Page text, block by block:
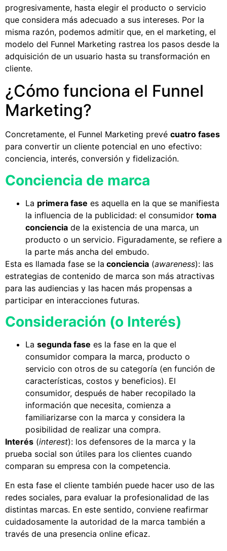
progresivamente, hasta elegir el producto o servicio
que considera más adecuado a sus intereses. Por la
misma razón, podemos admitir que, en el marketing, el
modelo del Funnel Marketing rastrea los pasos desde la
adquisición de un usuario hasta su transformación en
cliente.
¿Cómo funciona el Funnel
Marketing?
Concretamente, el Funnel Marketing prevé cuatro fases
para convertir un cliente potencial en uno efectivo:
conciencia, interés, conversión y fidelización.
Conciencia de marca
La primera fase es aquella en la que se manifiesta
la influencia de la publicidad: el consumidor toma
conciencia de la existencia de una marca, un
producto o un servicio. Figuradamente, se refiere a
la parte más ancha del embudo.
Esta es llamada fase se la conciencia (awareness): las
estrategias de contenido de marca son más atractivas
para las audiencias y las hacen más propensas a
participar en interacciones futuras.
Consideración (o Interés)
La segunda fase es la fase en la que el
consumidor compara la marca, producto o
servicio con otros de su categoría (en función de
características, costos y beneficios). El
consumidor, después de haber recopilado la
información que necesita, comienza a
familiarizarse con la marca y considera la
posibilidad de realizar una compra.
Interés (interest): los defensores de la marca y la
prueba social son útiles para los clientes cuando
comparan su empresa con la competencia.
En esta fase el cliente también puede hacer uso de las
redes sociales, para evaluar la profesionalidad de las
distintas marcas. En este sentido, conviene reafirmar
cuidadosamente la autoridad de la marca también a
través de una presencia online eficaz.